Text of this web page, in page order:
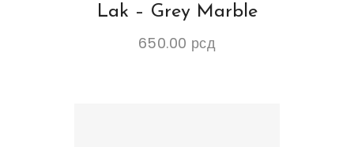
Lak – Grey Marble
650.00 рсд